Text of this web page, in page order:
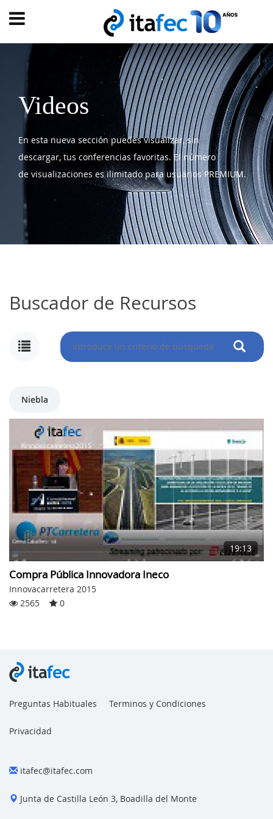
Main
INICIO
EVENTOS
WATCH
NOW
PRODUMER
VIDEOS
TRANSFORMACIÓN
DIGITAL
CUENTA
BLOG
AUTORES
CONTACTO
FAQ
Comparte:
Videos
En esta nueva sección puedes visualizar, sin
descargar, tus conferencias favoritas. El número
de visualizaciones es ilimitado para usuarios PREMIUM.
Buscador de Recursos
Niebla
19:13
Compra Pública Innovadora Ineco
Innovacarretera 2015
2565
0
Preguntas Habituales Terminos y Condiciones
Privacidad
itafec@itafec.com
Junta de Castilla León 3, Boadilla del Monte